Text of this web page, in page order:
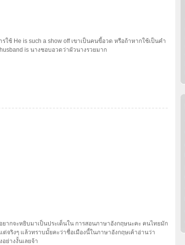
ช้ He is such a show off เขาเป็นคนขี้อวด หรือถ้าหากใช้เป็นคำ
is นางชอบอวดว่าผัวนางรวยมาก
ากจะหยิบมาเป็นประเด็นใน การสอนภาษาอังกฤษนะคะ คนไทยมัก
จริงๆ แล้วทราบมั้ยคะว่าชื่อเมืองนี้ในภาษาอังกฤษเค้าอ่านว่า
ย่างงั้นเลยจ้า